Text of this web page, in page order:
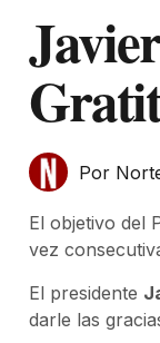
Por
El objetivo del
vez
El presidente
darle las